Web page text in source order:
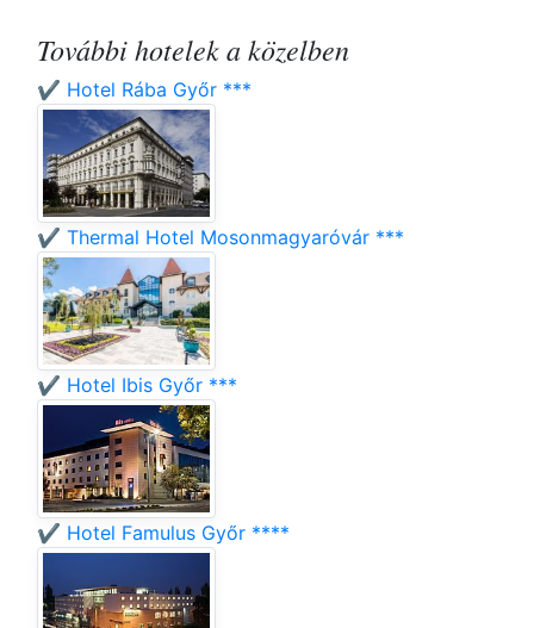
További hotelek a közelben
✔️ Hotel Rába Győr ***
✔️ Thermal Hotel Mosonmagyaróvár ***
✔️ Hotel Ibis Győr ***
✔️ Hotel Famulus Győr ****